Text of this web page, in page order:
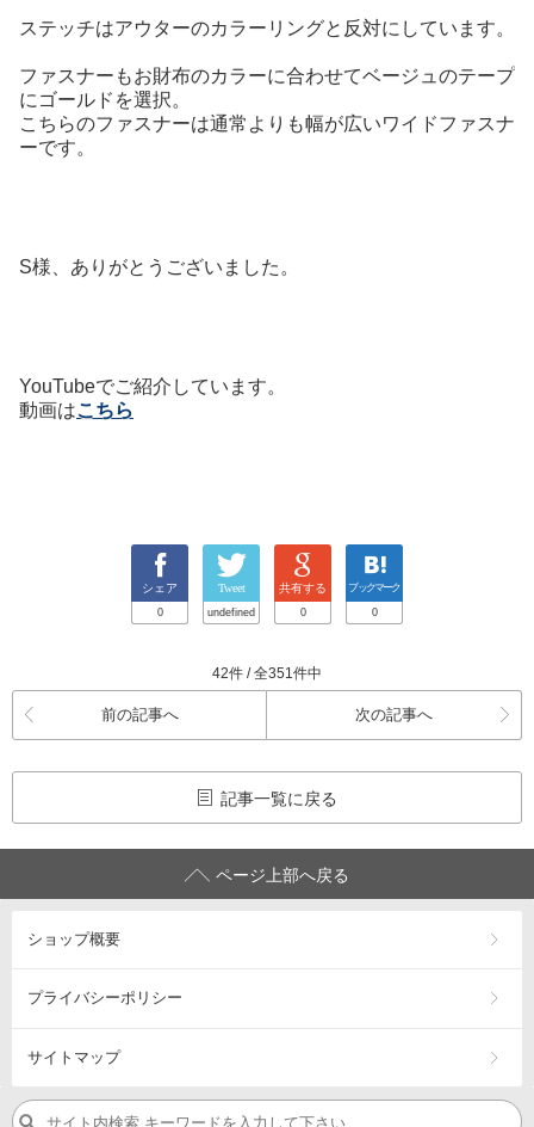
ステッチはアウターのカラーリングと反対にしています。
ファスナーもお財布のカラーに合わせてベージュのテープ
にゴールドを選択。
こちらのファスナーは通常よりも幅が広いワイドファスナ
ーです。
S様、ありがとうございました。
YouTubeでご紹介しています。
動画はこちら
シェア
0
Tweet
undefined
共有する
0
ブックマーク
0
42件 / 全351件中
前の記事へ 次の記事へ
記事一覧に戻る
ページ上部へ戻る
ショップ概要
プライバシーポリシー
サイトマップ